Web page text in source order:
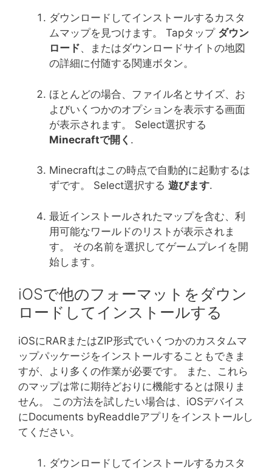
ダウンロードしてインストールするカスタ
ムマップを見つけます。 Tapタップ ダウン
ロード、またはダウンロードサイトの地図
の詳細に付随する関連ボタン。
ほとんどの場合、ファイル名とサイズ、お
よびいくつかのオプションを表示する画面
が表示されます。 Select選択する
Minecraftで開く .
Minecraftはこの時点で自動的に起動するは
ずです。 Select選択する 遊びます.
最近インストールされたマップを含む、利
用可能なワールドのリストが表示されま
す。 その名前を選択してゲームプレイを開
始します。
iOSで他のフォーマットをダウン
ロードしてインストールする
iOSにRARまたはZIP形式でいくつかのカスタムマ
ップパッケージをインストールすることもできま
すが、より多くの作業が必要です。 また、これら
のマップは常に期待どおりに機能するとは限りま
せん。 この方法を試したい場合は、iOSデバイス
にDocuments byReaddleアプリをインストールし
てください。
ダウンロードしてインストールするカスタ